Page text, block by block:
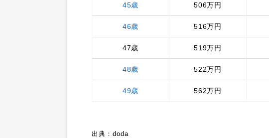
45歳 506万円
46歳 516万円
47歳 519万円
48歳 522万円
49歳 562万円
出典：doda